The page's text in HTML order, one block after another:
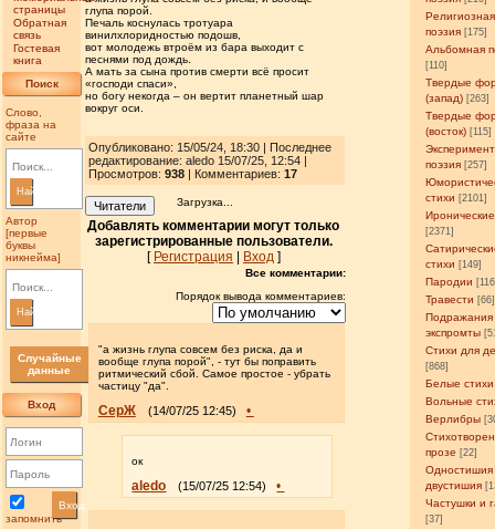
страницы
Обратная
связь
Гостевая
книга
Поиск
Слово,
фраза на
сайте
Найти
Автор
[первые
буквы
никнейма]
Найти
Случайные
данные
Вход
запомнить
Вход
Религиозная
поэзия [175]
Альбомная
[110]
Твердые
(запад) [263]
Твердые
(восток) [115]
поэзия [257]
стихи [2101]
[2371]
стихи [149]
Пародии
Травести [66]
Подражания
экспромты
Стихи для
[868]
Белые стихи
Вольные
Верлибры
прозе [22]
Одностишия
двустишия
Частушки и
[37]
глупа порой.
Печаль коснулась тротуара
винилхлоридностью подошв,
вот молодежь втроём из бара выходит с
песнями под дождь.
А мать за сына против смерти всё просит
«господи спаси»,
но богу некогда – он вертит планетный шар
вокруг оси.
Опубликовано: 15/05/24, 18:30 | Последнее
редактирование: aledo 15/07/25, 12:54 |
Просмотров: 938| Комментариев: 17
Читатели Загрузка...
Добавлять комментарии могут только
зарегистрированные пользователи.
[ Регистрация Вход]
Все комментарии:
Порядок вывода комментариев:
"а жизнь глупа совсем без риска, да и
вообще глупа порой", - тут бы поправить
ритмический сбой. Самое простое - убрать
частицу "да".
СерЖ (14/07/25 12:45) •
ок
aledo (15/07/25 12:54) •